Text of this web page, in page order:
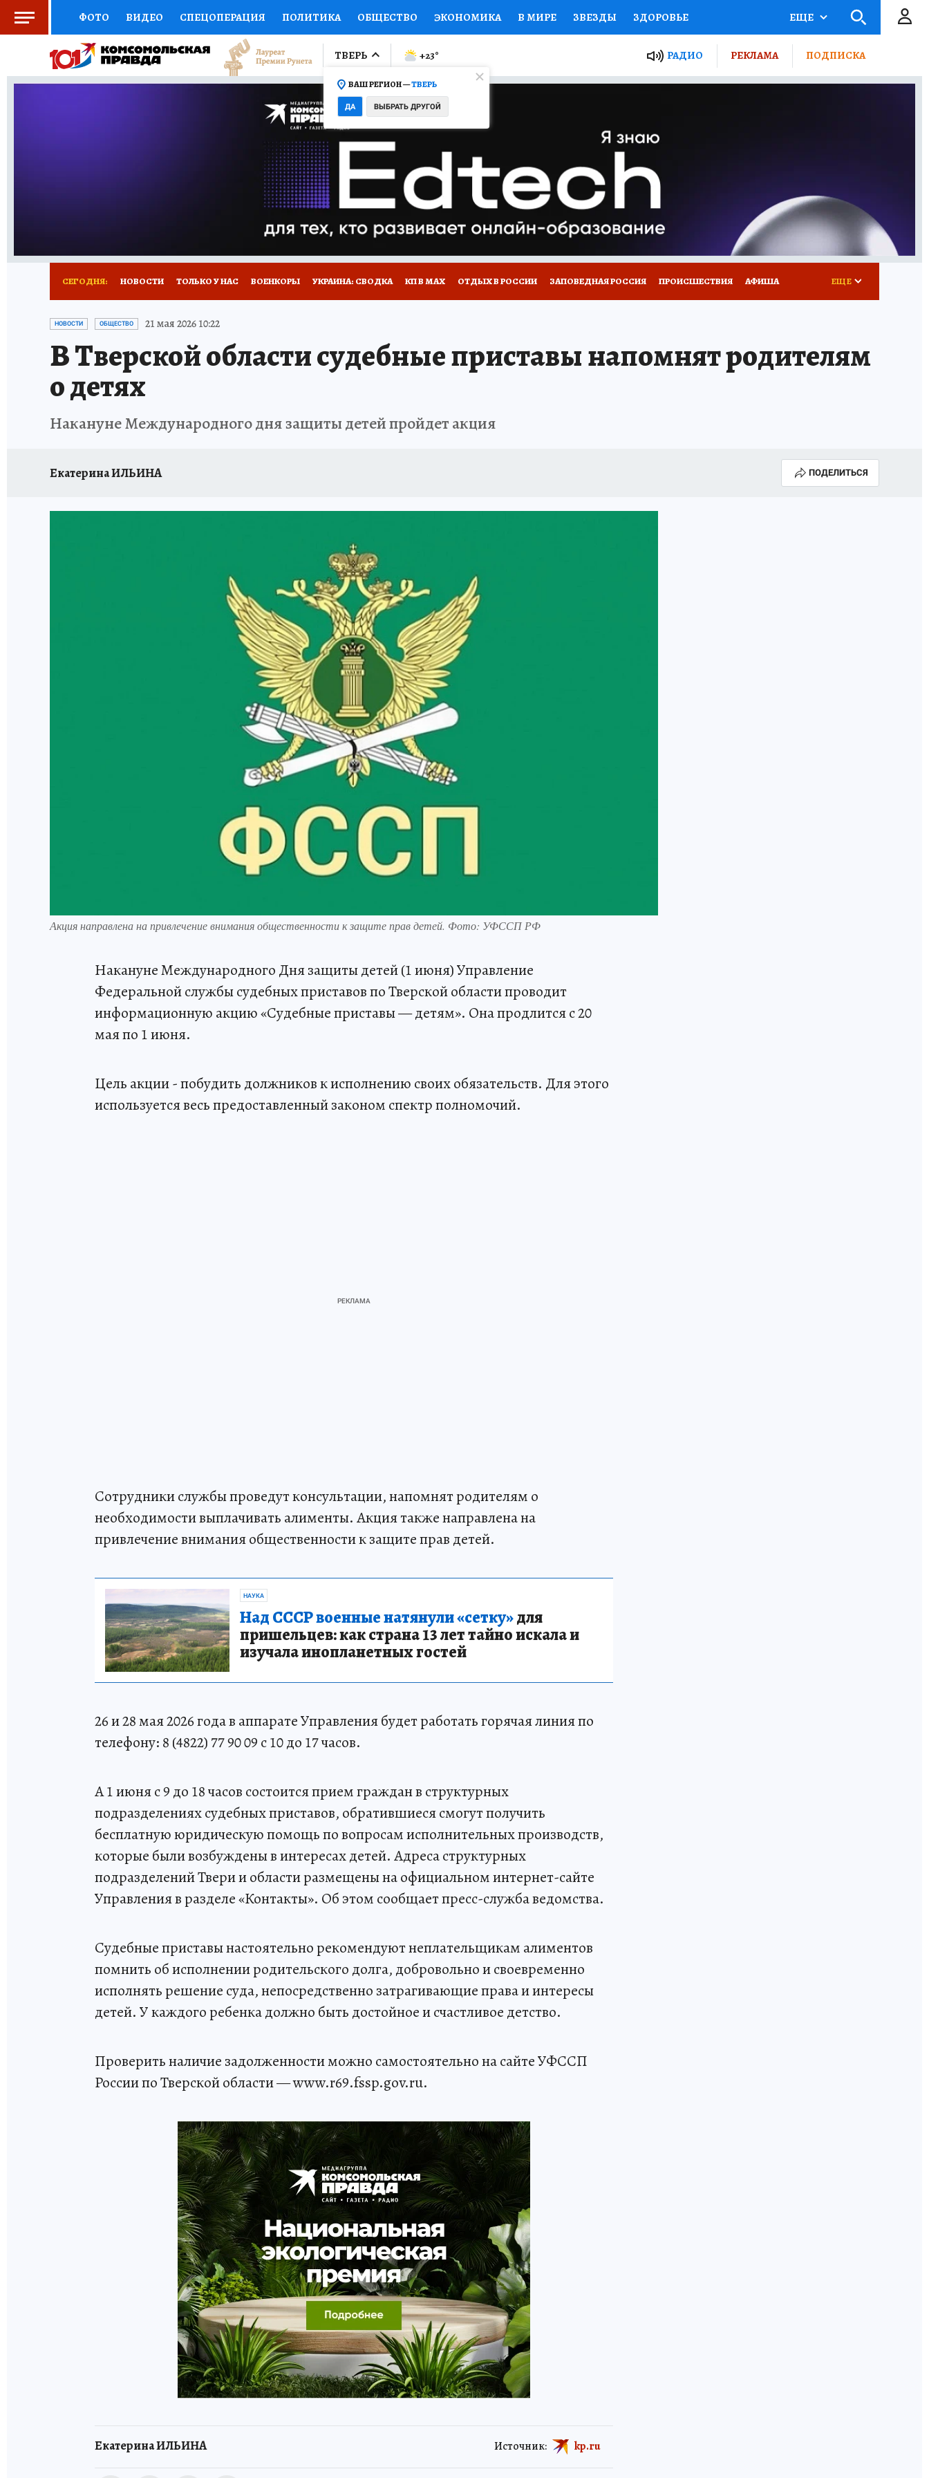
ФОТО ВИДЕО СПЕЦОПЕРАЦИЯ ПОЛИТИКА ОБЩЕСТВО ЭКОНОМИКА В МИРЕ ЗВЕЗДЫ ЗДОРОВЬЕ
СОЦПОДДЕРЖКА НАУКА СПОРТ КОЛУМНИСТЫ ПРОИСШЕСТВИЯ НАЦИОНАЛЬНЫЕ ПРОЕКТЫ РОССИИ
ВЫБОР ЭКСПЕРТОВ ДОКТОР ФИНАНСЫ ОТКРЫВАЕМ МИР Я ЗНАЮ СЕМЬЯ ЖЕНСКИЕ СЕКРЕТЫ ПУТЕВОДИТЕЛЬ
ПРОГНОЗЫ НА СПОРТ ПРОМОКОДЫ СЕРИАЛЫ
ТЕЛЕВИЗОР КОЛЛЕКЦИИ КОНКУРСЫ ГИД ПОТРЕБИТЕЛЯ
НОВОЕ НА САЙТЕ
ЕЩЕ
ТВЕРЬ
ВАШ РЕГИОН —ТВЕРЬ
ДА ВЫБРАТЬ ДРУГОЙ
+23° РАДИО РЕКЛАМА ПОДПИСКА
СЕГОДНЯ: НОВОСТИ ТОЛЬКО У НАС ВОЕНКОРЫ УКРАИНА: СВОДКА КП В МАХ ОТДЫХ В РОССИИ ЗАПОВЕДНАЯ РОССИЯ ПРОИСШЕСТВИЯ АФИША
ИСПЫТАНО НА СЕБЕ
ЕЩЕ
НОВОСТИ ОБЩЕСТВО 21 мая 2026 10:22
В Тверской области судебные приставы напомнят родителям
о детях
Накануне Международного дня защиты детей пройдет акция
Екатерина ИЛЬИНА ПОДЕЛИТЬСЯ
Акция направлена на привлечение внимания общественности к защите прав детей. Фото: УФССП РФ
Накануне Международного Дня защиты детей (1 июня) Управление
Федеральной службы судебных приставов по Тверской области проводит
информационную акцию «Судебные приставы — детям». Она продлится с 20
мая по 1 июня.
Цель акции - побудить должников к исполнению своих обязательств. Для этого
используется весь предоставленный законом спектр полномочий.
Сотрудники службы проведут консультации, напомнят родителям о
необходимости выплачивать алименты. Акция также направлена на
привлечение внимания общественности к защите прав детей.
НАУКА
Над СССР военные натянули «сетку»для
пришельцев: как страна 13 лет тайно искала и
изучала инопланетных гостей
26 и 28 мая 2026 года в аппарате Управления будет работать горячая линия по
телефону: 8 (4822) 77 90 09 с 10 до 17 часов.
А 1 июня с 9 до 18 часов состоится прием граждан в структурных
подразделениях судебных приставов, обратившиеся смогут получить
бесплатную юридическую помощь по вопросам исполнительных производств,
которые были возбуждены в интересах детей. Адреса структурных
подразделений Твери и области размещены на официальном интернет-сайте
Управления в разделе «Контакты». Об этом сообщает пресс-служба ведомства.
Судебные приставы настоятельно рекомендуют неплательщикам алиментов
помнить об исполнении родительского долга, добровольно и своевременно
исполнять решение суда, непосредственно затрагивающие права и интересы
детей. У каждого ребенка должно быть достойное и счастливое детство.
Проверить наличие задолженности можно самостоятельно на сайте УФССП
России по Тверской области — www.r69.fssp.gov.ru.
Екатерина ИЛЬИНА Источник: kp.ru